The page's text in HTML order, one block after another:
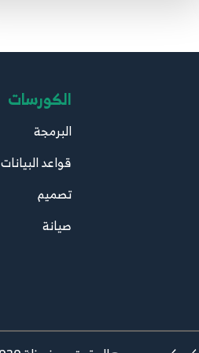
15
الكورسات
البرمجة
قواعد البيانات
تصميم
صيانة